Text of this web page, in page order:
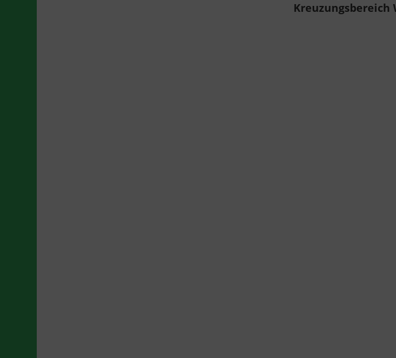
Kreuzungsbereich